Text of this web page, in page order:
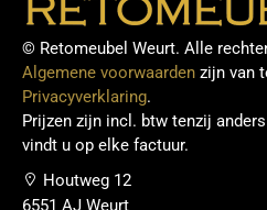
© Retomeubel Weurt. Alle
Algemene voorwaarden zijn van
Privacyverklaring.
Prijzen zijn incl. btw tenzij
vindt u op elke factuur.
Houtweg 12